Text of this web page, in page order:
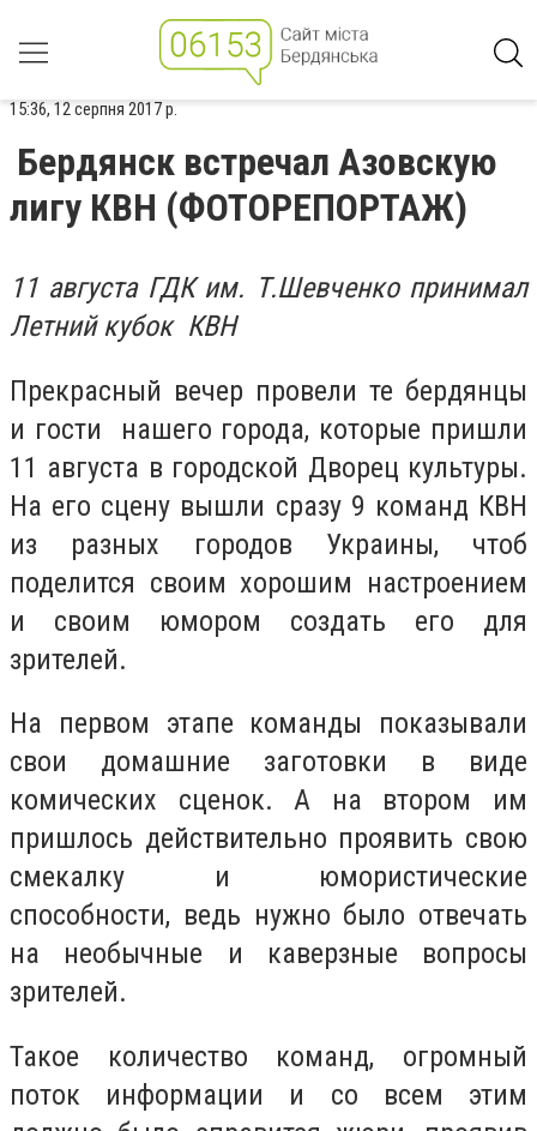
15:36, 12 серпня 2017 р.
Бердянск встречал Азовскую
лигу КВН (ФОТОРЕПОРТАЖ)
11 августа ГДК им. Т.Шевченко принимал
Летний кубок КВН
Прекрасный вечер провели те бердянцы
и гости нашего города, которые пришли
11 августа в городской Дворец культуры.
На его сцену вышли сразу 9 команд КВН
из разных городов Украины, чтоб
поделится своим хорошим настроением
и своим юмором создать его для
зрителей.
На первом этапе команды показывали
свои домашние заготовки в виде
комических сценок. А на втором им
пришлось действительно проявить свою
смекалку и юмористические
способности, ведь нужно было отвечать
на необычные и каверзные вопросы
зрителей.
Такое количество команд, огромный
поток информации и со всем этим